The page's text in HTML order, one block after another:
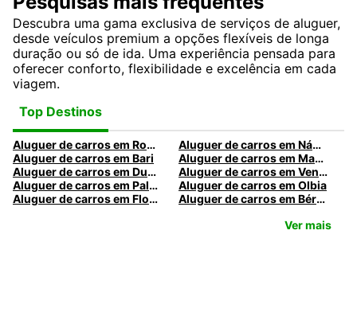
Descubra uma gama exclusiva de serviços de aluguer,
desde veículos premium a opções flexíveis de longa
duração ou só de ida. Uma experiência pensada para
oferecer conforto, flexibilidade e excelência em cada
viagem.
Top Destinos
Aluguer de carros em Roma
Aluguer de carros em Nápoles
Aluguer de carros em Bari
Aluguer de carros em Madrid
Aluguer de carros em Dublin
Aluguer de carros em Veneza
Aluguer de carros em Palermo
Aluguer de carros em Olbia
Aluguer de carros em Florença
Aluguer de carros em Bérgamo
Ver mais